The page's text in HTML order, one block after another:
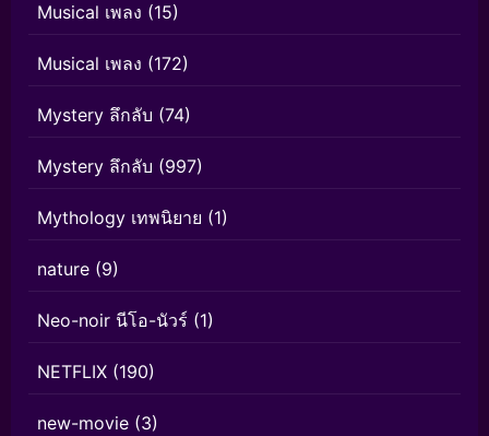
Musical เพลง (15)
Musical เพลง (172)
Mystery ลึกลับ (74)
Mystery ลึกลับ (997)
Mythology เทพนิยาย (1)
nature (9)
Neo-noir นีโอ-นัวร์ (1)
NETFLIX (190)
new-movie (3)